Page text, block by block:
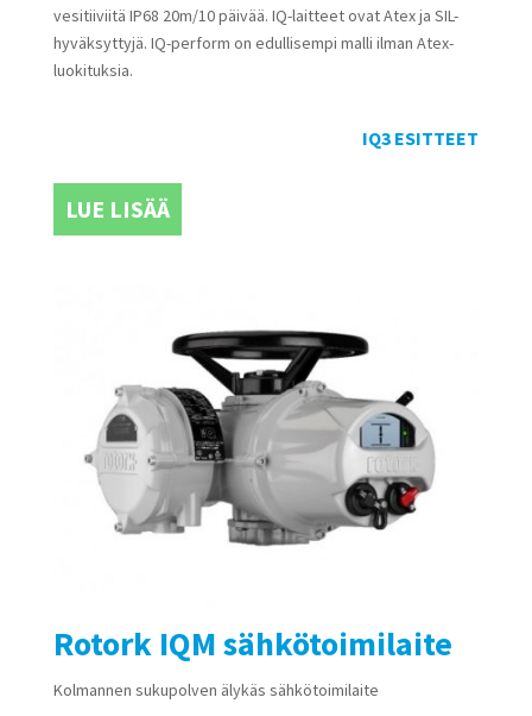
vesitiiviitä IP68 20m/10 päivää. IQ-laitteet ovat Atex ja SIL-
hyväksyttyjä. IQ-perform on edullisempi malli ilman Atex-
luokituksia.
IQ3 ESITTEET
LUE LISÄÄ
Rotork IQM sähkötoimilaite
Kolmannen sukupolven älykäs sähkötoimilaite